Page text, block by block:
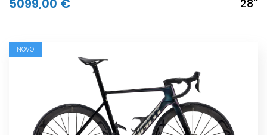
5099,00 € 28''
NOVO